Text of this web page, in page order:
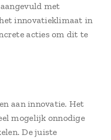
met
innovatieklimaat in
acties om dit te
aan innovatie. Het
mogelijk onnodige
De juiste